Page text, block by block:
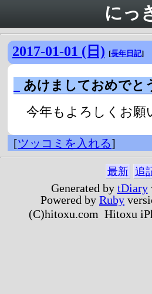
にっ
2017-01-01 (日) [長年日記]
あけましておめでと
今年もよろしくお願
[ツッコミを入れる]
最新 追
Generated by tDiary
Powered by Ruby